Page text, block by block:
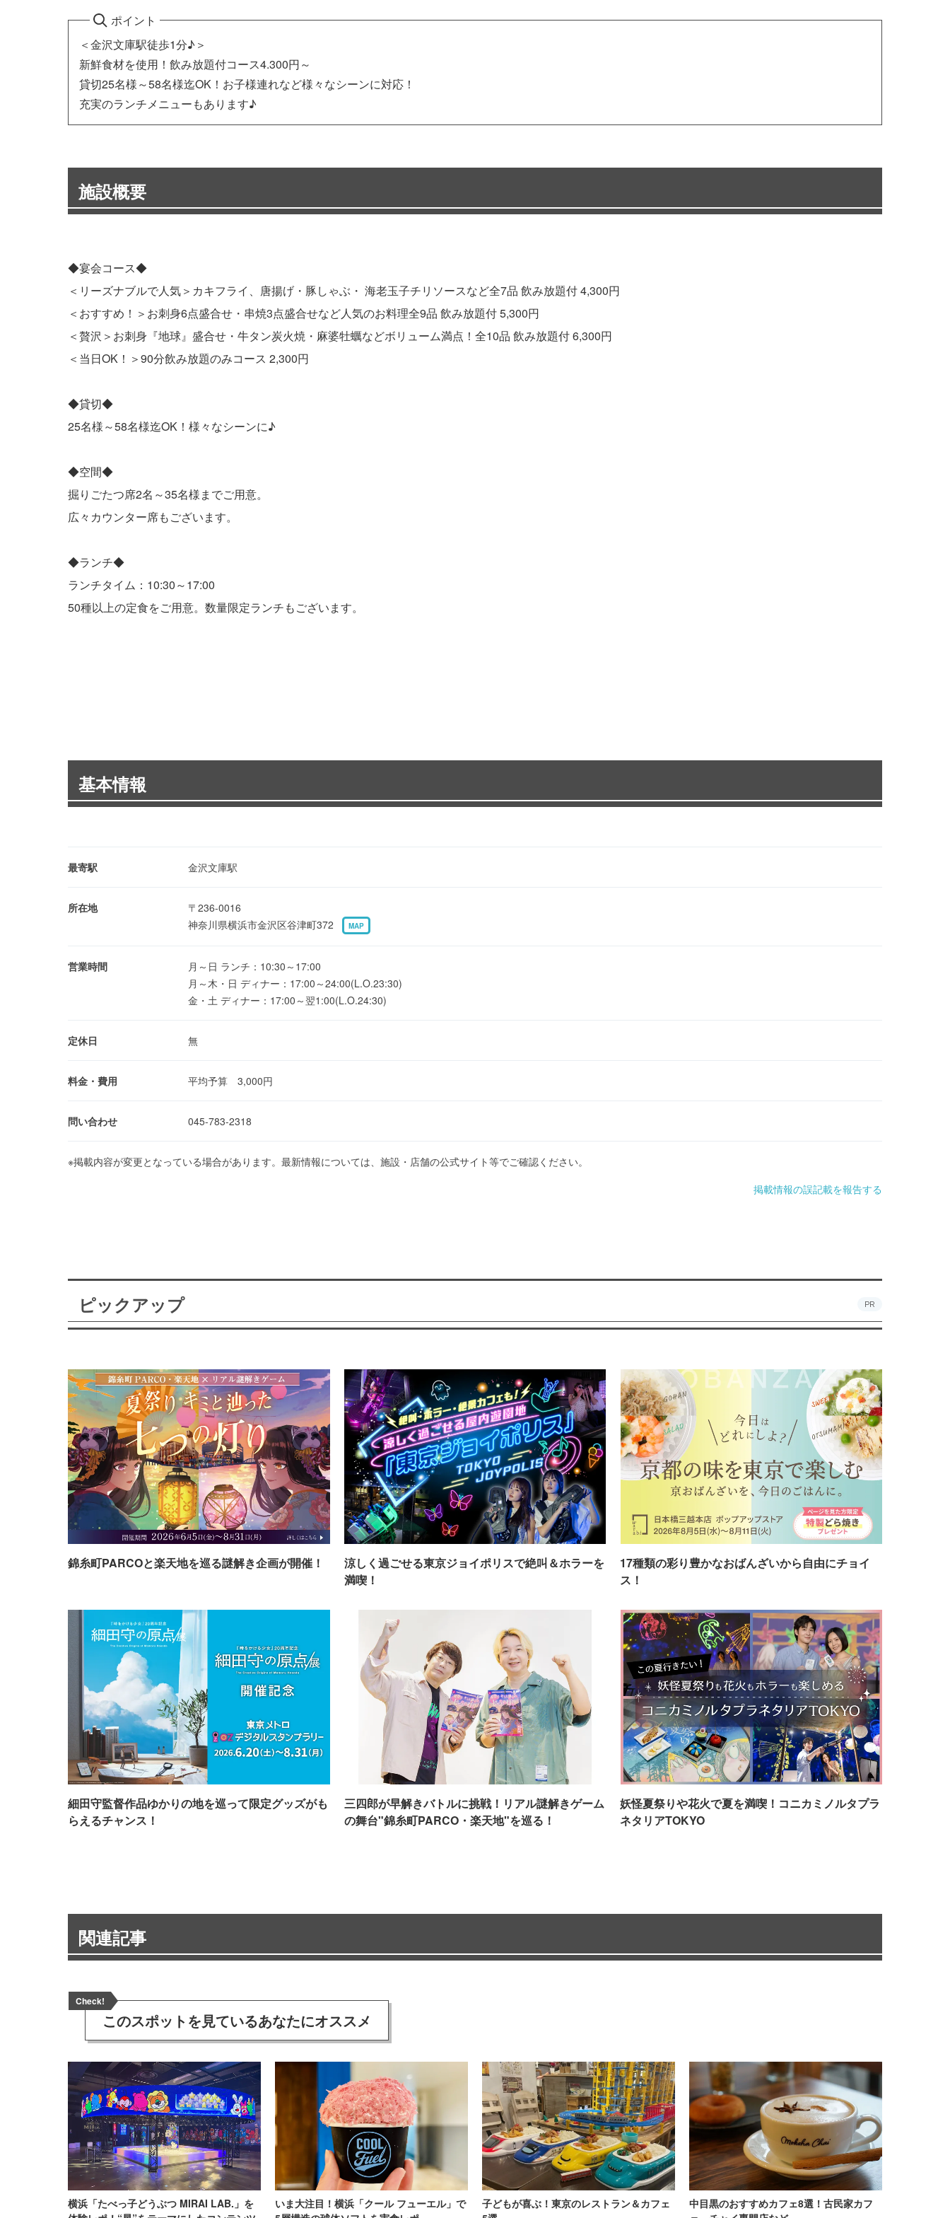
ポイント
＜金沢文庫駅徒歩1分♪＞
新鮮食材を使用！飲み放題付コース4.300円～
貸切25名様～58名様迄OK！お子様連れなど様々なシーンに対応！
充実のランチメニューもあります♪
施設概要
◆宴会コース◆
＜リーズナブルで人気＞カキフライ、唐揚げ・豚しゃぶ・ 海老玉子チリソースなど全7品 飲み放題付 4,300円
＜おすすめ！＞お刺身6点盛合せ・串焼3点盛合せなど人気のお料理全9品 飲み放題付 5,300円
＜贅沢＞お刺身『地球』盛合せ・牛タン炭火焼・麻婆牡蠣などボリューム満点！全10品 飲み放題付 6,300円
＜当日OK！＞90分飲み放題のみコース 2,300円
◆貸切◆
25名様～58名様迄OK！様々なシーンに♪
◆空間◆
掘りごたつ席2名～35名様までご用意。
広々カウンター席もございます。
◆ランチ◆
ランチタイム：10:30～17:00
50種以上の定食をご用意。数量限定ランチもございます。
基本情報
最寄駅 金沢文庫駅
所在地
〒236-0016
神奈川県横浜市金沢区谷津町372
MAP
営業時間
月～日 ランチ：10:30～17:00
月～木・日 ディナー：17:00～24:00(L.O.23:30)
金・土 ディナー：17:00～翌1:00(L.O.24:30)
定休日 無
料金・費用 平均予算 3,000円
問い合わせ 045-783-2318
※掲載内容が変更となっている場合があります。最新情報については、施設・店舗の公式サイト等でご確認ください。
掲載情報の誤記載を報告する
ピックアップ PR
錦糸町PARCOと楽天地を巡る謎解き企画が開催！
涼しく過ごせる東京ジョイポリスで絶叫＆ホラーを
満喫！
17種類の彩り豊かなおばんざいから自由にチョイ
ス！
細田守監督作品ゆかりの地を巡って限定グッズがも
らえるチャンス！
三四郎が早解きバトルに挑戦！リアル謎解きゲーム
の舞台"錦糸町PARCO・楽天地"を巡る！
妖怪夏祭りや花火で夏を満喫！コニカミノルタプラ
ネタリアTOKYO
関連記事
Check!
このスポットを見ているあなたにオススメ
横浜「たべっ子どうぶつ MIRAI LAB.」を
いま大注目！横浜「クール フューエル」で
子どもが喜ぶ！東京のレストラン＆カフェ
中目黒のおすすめカフェ8選！古民家カフ